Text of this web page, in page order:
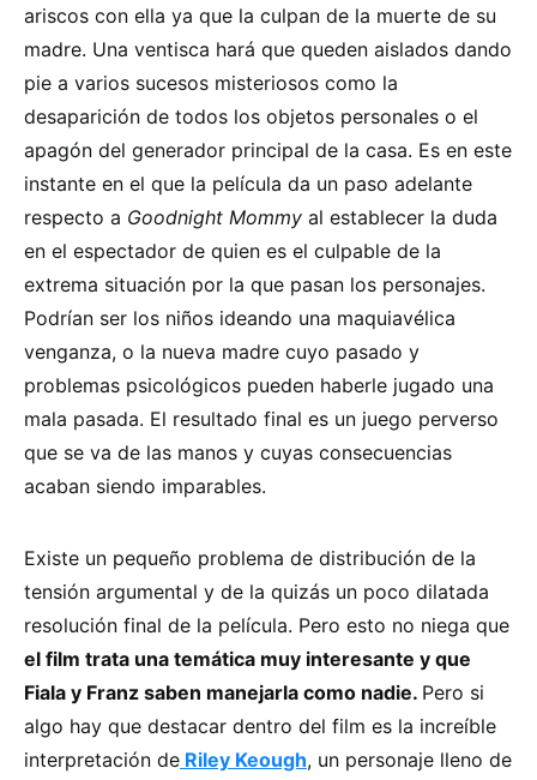
ariscos con ella ya que la culpan de la muerte de su
madre. Una ventisca hará que queden aislados dando
pie a varios sucesos misteriosos como la
desaparición de todos los objetos personales o el
apagón del generador principal de la casa. Es en este
instante en el que la película da un paso adelante
respecto a Goodnight Mommy al establecer la duda
en el espectador de quien es el culpable de la
extrema situación por la que pasan los personajes.
Podrían ser los niños ideando una maquiavélica
venganza, o la nueva madre cuyo pasado y
problemas psicológicos pueden haberle jugado una
mala pasada. El resultado final es un juego perverso
que se va de las manos y cuyas consecuencias
acaban siendo imparables.
Existe un pequeño problema de distribución de la
tensión argumental y de la quizás un poco dilatada
resolución final de la película. Pero esto no niega que
el film trata una temática muy interesante y que
Fiala y Franz saben manejarla como nadie. Pero si
algo hay que destacar dentro del film es la increíble
interpretación de Riley Keough, un personaje lleno de